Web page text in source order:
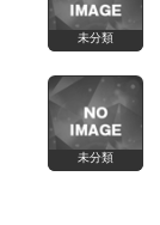
未分類
未分類